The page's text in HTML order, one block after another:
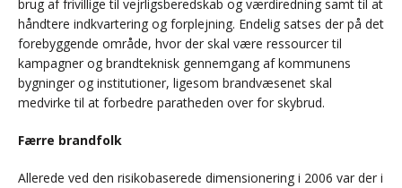
brug af frivillige til vejrligsberedskab og værdiredning samt til at
håndtere indkvartering og forplejning. Endelig satses der på det
forebyggende område, hvor der skal være ressourcer til
kampagner og brandteknisk gennemgang af kommunens
bygninger og institutioner, ligesom brandvæsenet skal
medvirke til at forbedre paratheden over for skybrud.
Færre brandfolk
Allerede ved den risikobaserede dimensionering i 2006 var der i